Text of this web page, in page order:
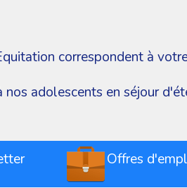
correspondent à
adolescents en séjour
Offres